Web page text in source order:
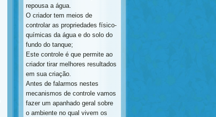
repousa a água.
O criador tem meios de
controlar as propriedades físico-
químicas da água e do solo do
fundo do tanque;
Este controle é que permite ao
criador tirar melhores resultados
em sua criação.
Antes de falarmos nestes
mecanismos de controle vamos
fazer um apanhado geral sobre
o ambiente no qual vivem os